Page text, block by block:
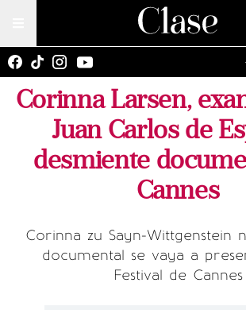
Corinna Larsen,
Juan Carlos de
desmiente
Cannes
Corinna zu Sayn-Wittgenstein
documental se vaya a
Festival de Cannes